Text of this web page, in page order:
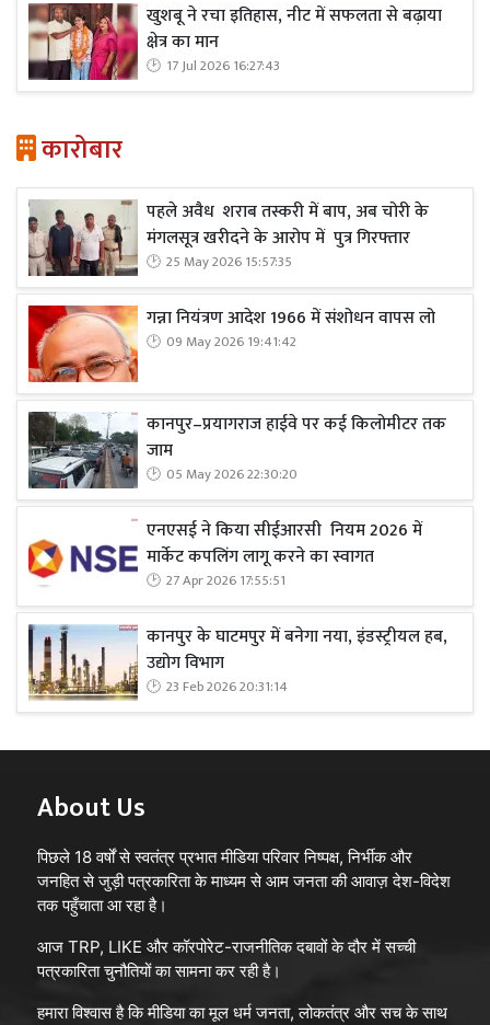
खुशबू ने रचा इतिहास, नीट में सफलता से बढ़ाया
क्षेत्र का मान
17 Jul 2026 16:27:43
कारोबार
पहले अवैध शराब तस्करी में बाप, अब चोरी के
मंगलसूत्र खरीदने के आरोप में पुत्र गिरफ्तार
25 May 2026 15:57:35
गन्ना नियंत्रण आदेश 1966 में संशोधन वापस लो
09 May 2026 19:41:42
कानपुर–प्रयागराज हाईवे पर कई किलोमीटर तक
जाम
05 May 2026 22:30:20
एनएसई ने किया सीईआरसी नियम 2026 में
मार्केट कपलिंग लागू करने का स्वागत
27 Apr 2026 17:55:51
कानपुर के घाटमपुर में बनेगा नया, इंडस्ट्रीयल हब,
उद्योग विभाग
23 Feb 2026 20:31:14
About Us
पिछले 18 वर्षों से स्वतंत्र प्रभात मीडिया परिवार निष्पक्ष, निर्भीक और
जनहित से जुड़ी पत्रकारिता के माध्यम से आम जनता की आवाज़ देश-विदेश
तक पहुँचाता आ रहा है।
आज TRP, LIKE और कॉरपोरेट-राजनीतिक दबावों के दौर में सच्ची
पत्रकारिता चुनौतियों का सामना कर रही है।
हमारा विश्वास है कि मीडिया का मूल धर्म जनता, लोकतंत्र और सच के साथ